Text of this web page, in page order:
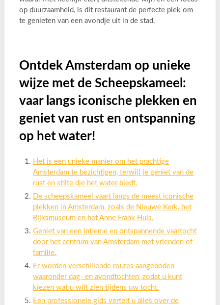
op duurzaamheid, is dit restaurant de perfecte plek om
te genieten van een avondje uit in de stad.
Ontdek Amsterdam op unieke
wijze met de Scheepskameel:
vaar langs iconische plekken en
geniet van rust en ontspanning
op het water!
Het is een unieke manier om het prachtige
Amsterdam te bezichtigen, terwijl je geniet van de
rust en stilte die het water biedt.
De scheepskameel vaart langs de meest iconische
plekken in Amsterdam, zoals de Nieuwe Kerk, het
Rijksmuseum en het Anne Frank Huis.
Geniet van een intieme en ontspannende vaartocht
door het centrum van Amsterdam met vrienden of
familie.
Er worden verschillende routes aangeboden
waaronder dag- en avondtochten, zodat u kunt
kiezen wat u wilt zien tijdens uw tocht.
Een professionele gids vertelt u alles over de